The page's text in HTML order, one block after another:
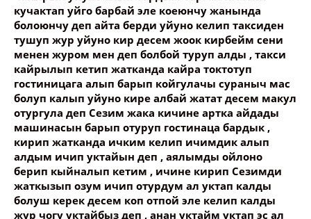
кучактап уйго барбай эле коеюнчу жанында
болоюнчу деп айта берди уйуно келип таксиден
тушуп жур уйуно кир десем жоок кирбейм сени
менен журом мен деп болбой туруп алды , такси
кайрылып кетип жатканда кайра токтотуп
гостиницага алып барып койгулачы сураныч мас
болуп калып уйуно кире албай жатат десем макул
отургула деп Сезим жака кичине артка айдады
машинасын барып отуруп гостинаца бардык ,
кирип жатканда ичким келип ичимдик алып
алдым ичип уктайын деп , аялымды ойлоно
берип кыйналып кетим , ичине кирип Сезимди
жаткызып озум ичип отурдум ал уктап калды
болуш керек десем коп отпой эле келип калды
жур чогу уктайбыз деп , анан уктайм уктап эс ал